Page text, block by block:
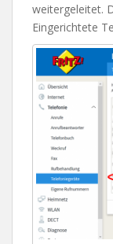
weitergeleitet.
Eingerichtete